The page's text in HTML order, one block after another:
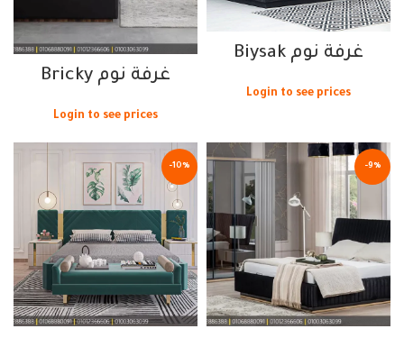
غرفة نوم Biysak
Login to see prices
غرفة نوم Bricky
Login to see prices
-9%
-10%